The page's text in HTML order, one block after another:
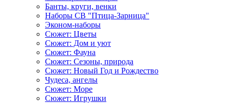
Банты, круги, венки
Наборы СВ "Птица-Зарница"
Эконом-наборы
Сюжет: Цветы
Сюжет: Дом и уют
Сюжет: Фауна
Сюжет: Сезоны, природа
Сюжет: Новый Год и Рождество
Чудеса, ангелы
Сюжет: Море
Сюжет: Игрушки